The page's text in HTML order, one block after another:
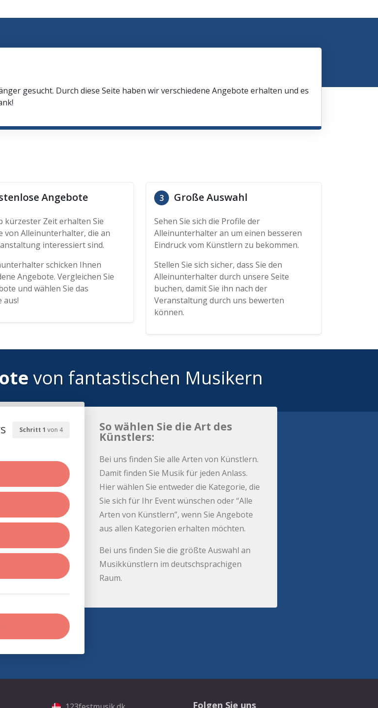
gesucht. Durch diese Seite haben wir verschiedene Angebote erhalten und es
Angebote
kürzester Zeit erhalten Sie
von Alleinunterhalter, die an
interessiert sind.
schicken Ihnen
Angebote. Vergleichen Sie
und wählen Sie das
aus!
3 Große Auswahl
Sehen Sie sich die Profile der
Alleinunterhalter an um einen besseren
Eindruck vom Künstlern zu bekommen.
Stellen Sie sich sicher, dass Sie den
Alleinunterhalter durch unsere Seite
buchen, damit Sie ihn nach der
Veranstaltung durch uns bewerten
können.
von fantastischen Musikern
Schritt 1 von 4 So wählen Sie die Art des
Künstlers:
Bei uns finden Sie alle Arten von Künstlern.
Damit finden Sie Musik für jeden Anlass.
Hier wählen Sie entweder die Kategorie, die
Sie sich für Ihr Event wünschen oder “Alle
Arten von Künstlern”, wenn Sie Angebote
aus allen Kategorien erhalten möchten.
Bei uns finden Sie die größte Auswahl an
Musikkünstlern im deutschsprachigen
Raum.
Folgen Sie uns